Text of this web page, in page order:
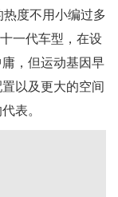
度不用小编过多
一代车型，在设
，但运动基因早
以及更大的空间
表。